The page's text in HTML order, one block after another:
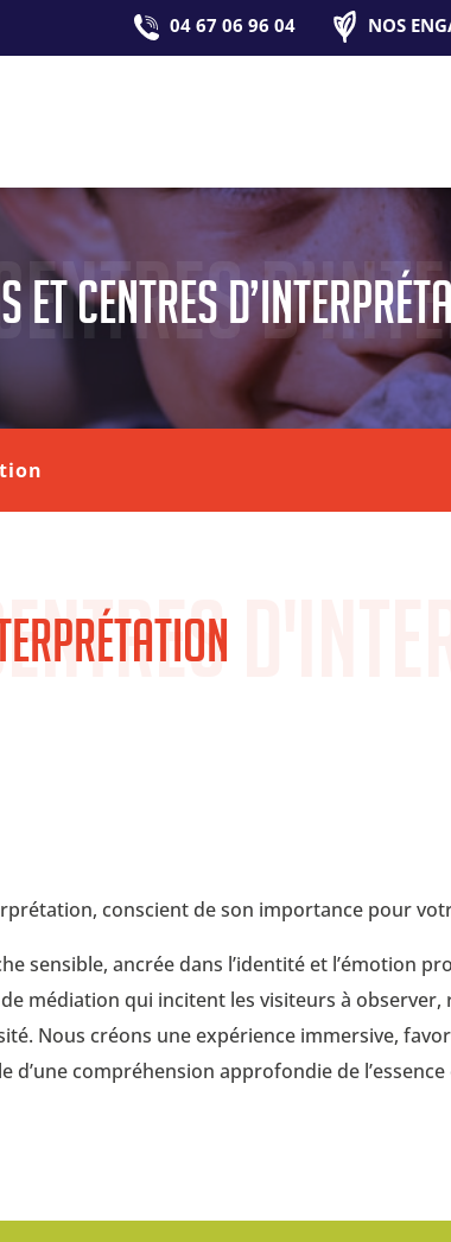
04 67 06 96 04 NOS
et Centres
conscient de son importance pour
sensible, ancrée dans l’identité et l’émotion
médiation qui incitent les visiteurs à
Nous créons une expérience immersive,
compréhension approfondie de